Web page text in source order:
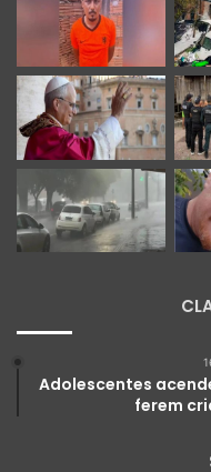
Adolescentes
ferem